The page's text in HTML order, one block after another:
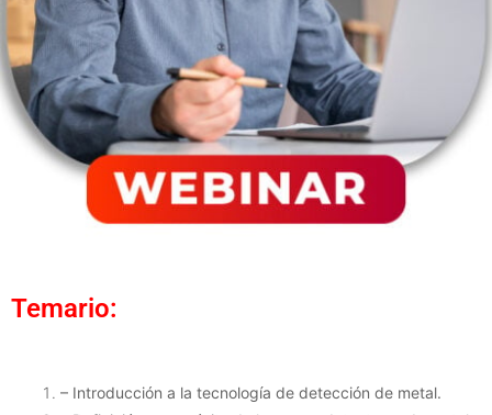
Temario:
– Introducción a la tecnología de detección de metal.